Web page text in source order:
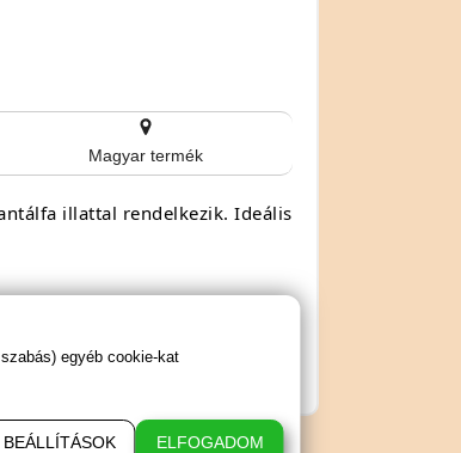
Magyar termék
illattal rendelkezik. Ideális
egyéb cookie-kat
BEÁLLÍTÁSOK ELFOGADOM